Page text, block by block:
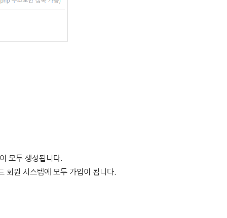
모두 생성됩니다.
회원 시스템에 모두 가입이 됩니다.